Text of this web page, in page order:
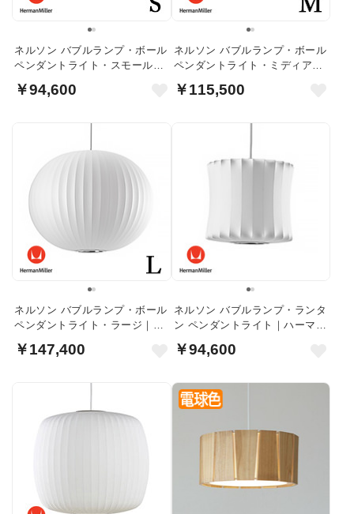
ネルソン バブルランプ・ボール
ペンダントライト・スモール｜
￥94,600
ネルソン バブルランプ・ボール
ペンダントライト・ミディアム
￥115,500
ネルソン バブルランプ・ボール
ペンダントライト・ラージ｜ハ
￥147,400
ネルソン バブルランプ・ランタ
ン ペンダントライト｜ハーマン
￥94,600